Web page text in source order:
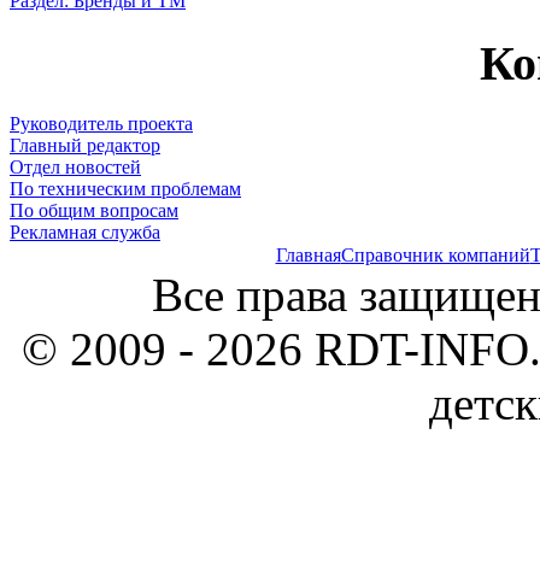
Руководитель проекта
Главный редактор
Отдел новостей
По техническим проблемам
По общим вопросам
Рекламная служба
ГлавнаяСправочник компаний
Все права
© 2009 - 2026 RDT-